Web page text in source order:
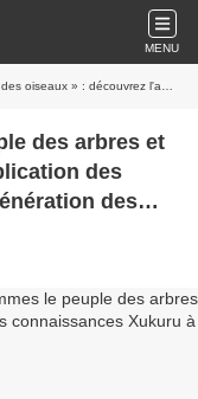
MENU
connaissances Xukuru à la régénération des terres
des arbres et
des
des